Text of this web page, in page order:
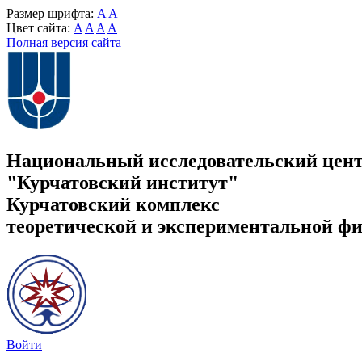
Размер шрифта: A A
Цвет сайта: A A A A
Полная версия сайта
Национальный исследовательский
"Курчатовский институт"
Курчатовский комплекс
теоретической и экспериментальной
Войти